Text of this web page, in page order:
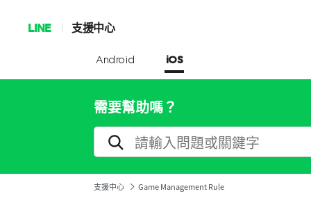
LINE 支援中心
Android iOS
需要幫助嗎？
支援中心 Game Management Rule